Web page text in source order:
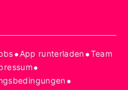
•App runterladen•Team
•
•